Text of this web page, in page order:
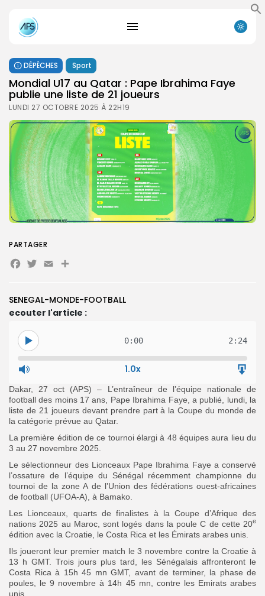
Search
for:
DÉPÊCHES Sport
Mondial U17 au Qatar : Pape Ibrahima Faye
publie une liste de 21 joueurs
LUNDI 27 OCTOBRE 2025 À 22H19
SENEGAL-MONDE-FOOTBALL
ecouter l'article :
0:00 2:24
1.0x
Dakar, 27 oct (APS) – L’entraîneur de l’équipe nationale de
football des moins 17 ans, Pape Ibrahima Faye, a publié, lundi, la
liste de 21 joueurs devant prendre part à la Coupe du monde de
la catégorie prévue au Qatar.
La première édition de ce tournoi élargi à 48 équipes aura lieu du
3 au 27 novembre 2025.
Le sélectionneur des Lionceaux Pape Ibrahima Faye a conservé
l’ossature de l’équipe du Sénégal récemment championne du
tournoi de la zone A de l’Union des fédérations ouest-africaines
de football (UFOA-A), à Bamako.
Les Lionceaux, quarts de finalistes à la Coupe d’Afrique des
nations 2025 au Maroc, sont logés dans la poule C de cette 20e
édition avec la Croatie, le Costa Rica et les Émirats arabes unis.
Ils joueront leur premier match le 3 novembre contre la Croatie à
13 h GMT. Trois jours plus tard, les Sénégalais affronteront le
Costa Rica à 15h 45 mn GMT, avant de terminer, la phase de
poules, le 9 novembre à 14h 45 mn, contre les Emirats arabes
unis.
PARTAGER
Facebook
Twitter
EmailPartager